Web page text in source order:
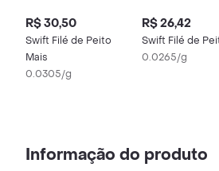
R$ 30,50
Swift Filé de Peito
Mais
0.0305/g
R$ 26,42
Swift Filé de
0.0265/g
Informação do produto